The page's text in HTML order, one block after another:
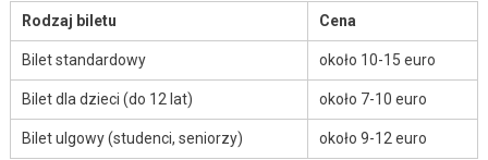
Rodzaj biletu Cena
Bilet standardowy około 10-15 euro
Bilet dla dzieci (do 12 lat) około 7-10 euro
Bilet ulgowy (studenci, seniorzy) około 9-12 euro